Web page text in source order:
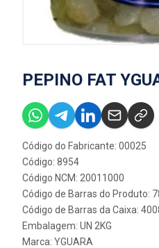
PEPINO FAT
Código do Fabricante: 00025
Código: 8954
Código NCM: 20011000
Código de Barras do Produto:
Código de Barras da Caixa:
Embalagem: UN 2KG
Marca: YGUARA